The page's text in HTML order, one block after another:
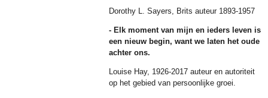
Dorothy L. Sayers, Brits auteur 1893-1957
- Elk moment van mijn en ieders leven is
een nieuw begin, want we laten het oude
achter ons.
Louise Hay, 1926-2017 auteur en autoriteit
op het gebied van persoonlijke groei.